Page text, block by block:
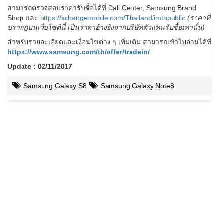
สามารถตรวจสอบราคารับซื้อได้ที่ Call Center, Samsung Brand
Shop และ https://xchangemobile.com/Thailand/imthpublic (ราคาที่
ปรากฏบนเว็บไซต์นี้ เป็นราคาอ้างอิงจากบริษัทตัวแทนรับซื้อเท่านั้น)
สำหรับรายละเอียดและเงื่อนไขต่าง ๆ เพิ่มเติม สามารถเข้าไปอ่านได้ที่
https://www.samsung.com/th/offer/tradein/
Update : 02/11/2017
Samsung Galaxy S8 Samsung Galaxy Note8